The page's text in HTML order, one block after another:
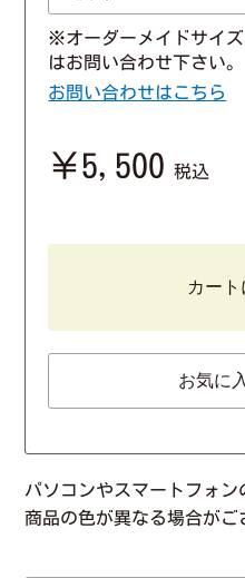
※オーダーメイドサイ
はお問い合わせ下さい。
お問い合わせはこちら
￥5,500 税込
カート
お気に
パソコンやスマートフォ
商品の色が異なる場合がご